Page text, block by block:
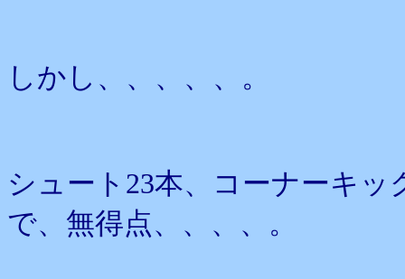
しかし、、、、、。
シュート23本、コーナーキッ
で、無得点、、、、。